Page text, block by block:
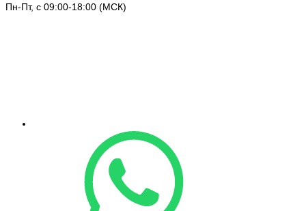
Пн-Пт, с 09:00-18:00 (МСК)